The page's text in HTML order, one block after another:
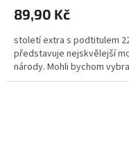
89,90 Kč
století extra s podtitulem
představuje nejskvělejší
národy. Mohli bychom